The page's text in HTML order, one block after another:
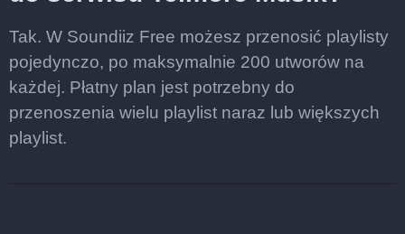
Tak. W Soundiiz Free możesz przenosić playlisty
pojedynczo, po maksymalnie 200 utworów na
każdej. Płatny plan jest potrzebny do
przenoszenia wielu playlist naraz lub większych
playlist.